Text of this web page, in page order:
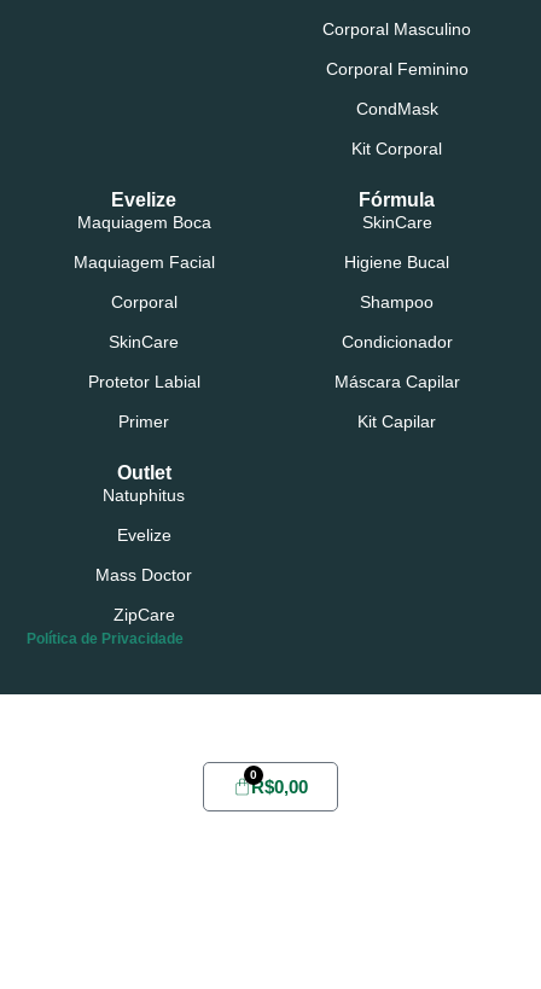
Corporal Masculino
Corporal Feminino
CondMask
Kit Corporal
Evelize
Maquiagem Boca
Maquiagem Facial
Corporal
SkinCare
Protetor Labial
Primer
Fórmula
SkinCare
Higiene Bucal
Shampoo
Condicionador
Máscara Capilar
Kit Capilar
Outlet
Natuphitus
Evelize
Mass Doctor
ZipCare
Política de Privacidade
R$0,00
0